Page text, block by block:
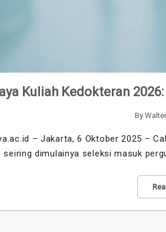
Kuliah Kedokteran
By
– Jakarta, 6 Oktober 2025 –
seiring dimulainya seleksi masuk